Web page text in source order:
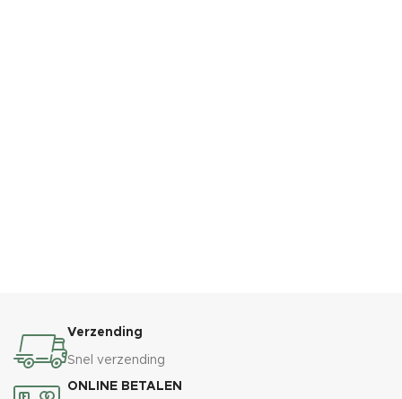
Verzending
Snel verzending
ONLINE BETALEN